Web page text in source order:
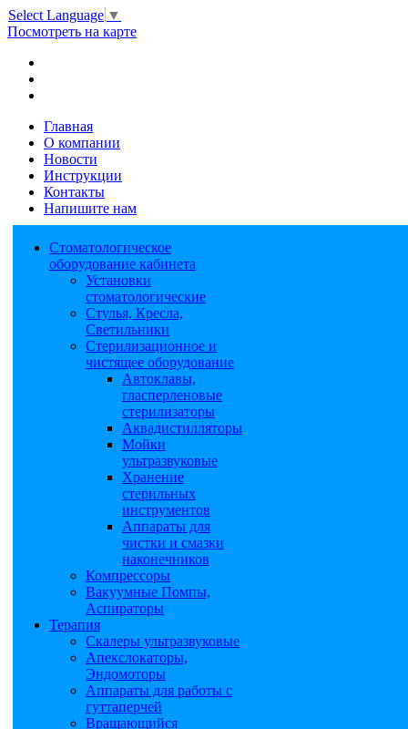
Select Language ▼
Посмотреть на карте
Главная
О компании
Новости
Инструкции
Контакты
Напишите нам
Стоматологическое
оборудование кабинета
Установки
стоматологические
Стулья, Кресла,
Светильники
Стерилизационное и
чистящее оборудование
Автоклавы,
гласперленовые
стерилизаторы
Аквадистилляторы
Мойки
ультразвуковые
Хранение
стерильных
инструментов
Аппараты для
чистки и смазки
наконечников
Компрессоры
Вакуумные Помпы,
Аспираторы
Терапия
Скалеры ультразвуковые
Апекслокаторы,
Эндомоторы
Аппараты для работы с
гуттаперчей
Вращающийся